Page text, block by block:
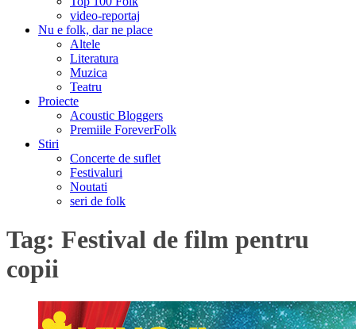
video-reportaj
Nu e folk, dar ne place
Altele
Literatura
Muzica
Teatru
Proiecte
Acoustic Bloggers
Premiile ForeverFolk
Stiri
Concerte de suflet
Festivaluri
Noutati
seri de folk
Tag: Festival de film pentru
copii